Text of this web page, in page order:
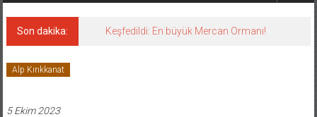
Son dakika: Keşfedildi: En büyük Mercan Ormanı!
Alp Kırıkkanat
5 Ekim 2023